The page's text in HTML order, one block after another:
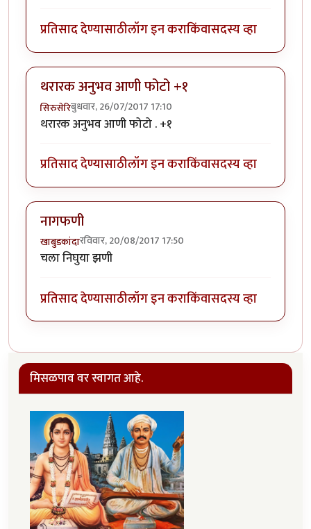
प्रतिसाद देण्यासाठीलॉग इन कराकिंवासदस्य व्हा
थरारक अनुभव आणी फोटो +१
सिरुसेरिबुधवार, 26/07/2017 17:10
थरारक अनुभव आणी फोटो . +१
प्रतिसाद देण्यासाठीलॉग इन कराकिंवासदस्य व्हा
नागफणी
खाबुडकांदारविवार, 20/08/2017 17:50
चला निघुया झणी
प्रतिसाद देण्यासाठीलॉग इन कराकिंवासदस्य व्हा
मिसळपाव वर स्वागत आहे.